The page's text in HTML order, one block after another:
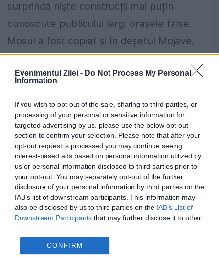
Evenimentul Zilei - Do Not Process My Personal
Information
If you wish to opt-out of the sale, sharing to third parties, or
processing of your personal or sensitive information for
targeted advertising by us, please use the below opt-out
section to confirm your selection. Please note that after your
opt-out request is processed you may continue seeing
interest-based ads based on personal information utilized by
us or personal information disclosed to third parties prior to
your opt-out. You may separately opt-out of the further
disclosure of your personal information by third parties on the
IAB’s list of downstream participants. This information may
also be disclosed by us to third parties on the IAB’s List of
Downstream Participants that may further disclose it to other
CONFIRM
surprindă niște construcții mai puțin
cunoscute publicului larg: orașele false.
Mosul a fost copiat și în deșetul Mojave,
California. Bucăți din New...
Un AVION a aterizat de URGENŢĂ pe
AUTOSTRADĂ
20 IULIE 2017